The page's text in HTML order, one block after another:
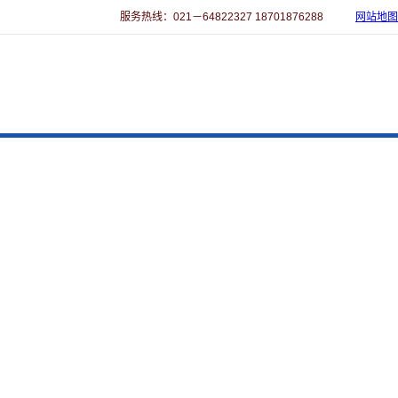
服务热线：021－64822327 18701876288 网站地图